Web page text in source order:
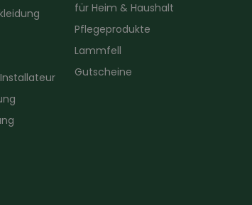
für Heim & Haushalt
Pflegeprodukte
Lammfell
Gutscheine